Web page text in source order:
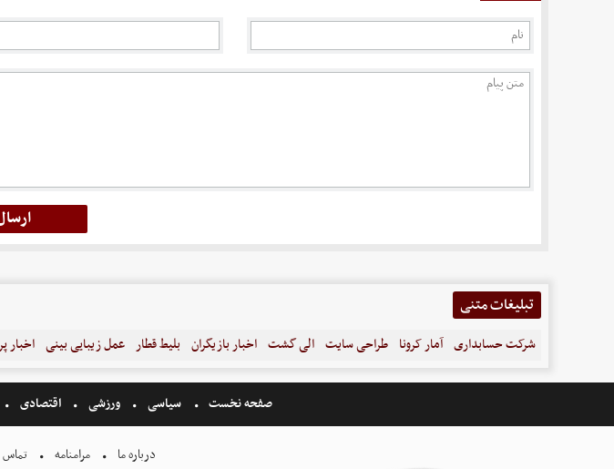
تبلیغات متنی
شرکت حسابداری آمار کرونا طراحی سایت الی گشت اخبار بازیگران بلیط قطار عمل زیبایی بینی اخبار
صفحه نخست سیاسی ورزشی اقتصادی
درباره ما مرامنامه تماس